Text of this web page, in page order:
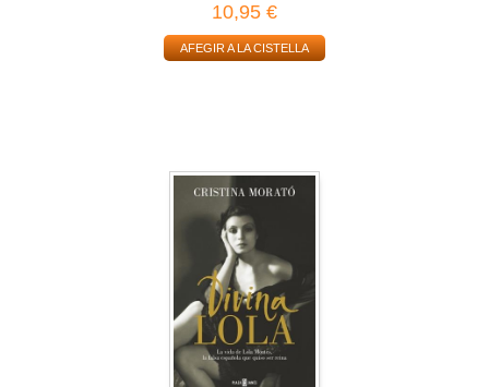
10,95 €
AFEGIR A LA CISTELLA